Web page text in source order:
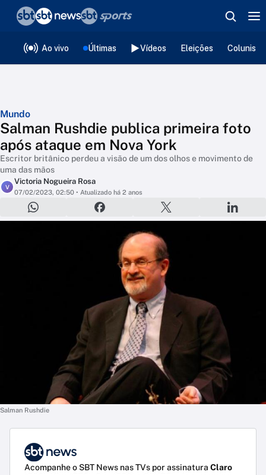
Ao vivo Últimas Vídeos Eleições
Mundo
Salman Rushdie publica primeira foto
após ataque em Nova York
Escritor britânico perdeu a visão de um dos olhos e movimento de
uma das mãos
V
Victoria Nogueira Rosa
07/02/2023, 02:50 • Atualizado há 2 anos
Salman Rushdie
Acompanhe o SBT News nas TVs por assinatura Claro
❮voltar
Editorias